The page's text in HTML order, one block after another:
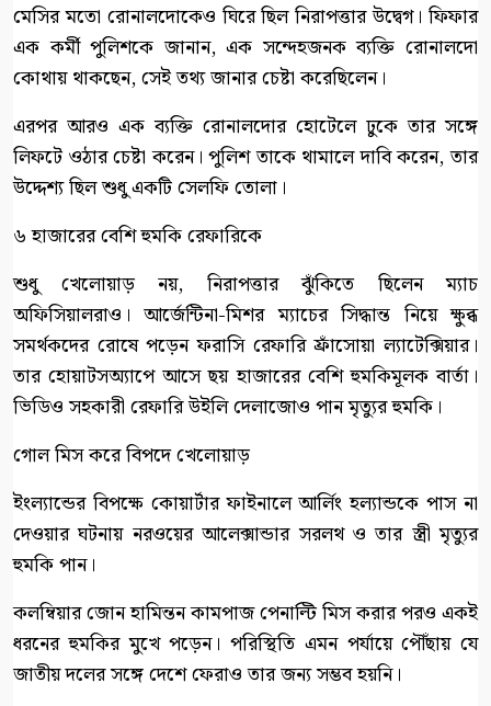
মেসির মতো রোনালদোকেও ঘিরে ছিল নিরাপত্তার উদ্বেগ। ফিফার
এক কর্মী পুলিশকে জানান, এক সন্দেহজনক ব্যক্তি রোনালদো
কোথায় থাকছেন, সেই তথ্য জানার চেষ্টা করেছিলেন।
এরপর আরও এক ব্যক্তি রোনালদোর হোটেলে ঢুকে তার সঙ্গে
লিফটে ওঠার চেষ্টা করেন। পুলিশ তাকে থামালে দাবি করেন, তার
উদ্দেশ্য ছিল শুধু একটি সেলফি তোলা।
৬ হাজারের বেশি হুমকি রেফারিকে
শুধু খেলোয়াড় নয়, নিরাপত্তার ঝুঁকিতে ছিলেন ম্যাচ
অফিসিয়ালরাও। আর্জেন্টিনা-মিশর ম্যাচের সিদ্ধান্ত নিয়ে ক্ষুব্ধ
সমর্থকদের রোষে পড়েন ফরাসি রেফারি ফ্রাঁসোয়া ল্যাটেক্সিয়ার।
তার হোয়াটসঅ্যাপে আসে ছয় হাজারের বেশি হুমকিমূলক বার্তা।
ভিডিও সহকারী রেফারি উইলি দেলাজোও পান মৃত্যুর হুমকি।
গোল মিস করে বিপদে খেলোয়াড়
ইংল্যান্ডের বিপক্ষে কোয়ার্টার ফাইনালে আর্লিং হল্যান্ডকে পাস না
দেওয়ার ঘটনায় নরওয়ের আলেক্সান্ডার সরলথ ও তার স্ত্রী মৃত্যুর
হুমকি পান।
কলম্বিয়ার জোন হামিন্তন কামপাজ পেনাল্টি মিস করার পরও একই
ধরনের হুমকির মুখে পড়েন। পরিস্থিতি এমন পর্যায়ে পৌঁছায় যে
জাতীয় দলের সঙ্গে দেশে ফেরাও তার জন্য সম্ভব হয়নি।